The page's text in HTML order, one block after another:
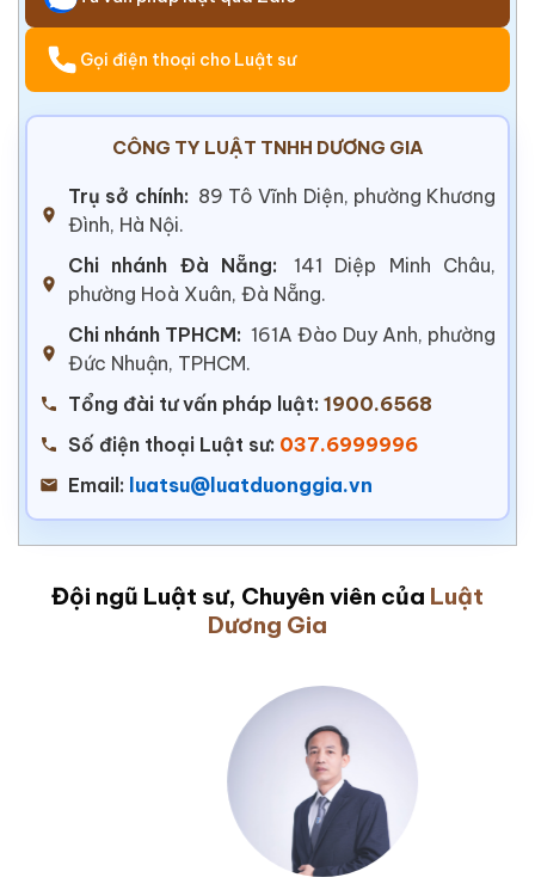
Gọi điện thoại cho Luật sư
CÔNG TY LUẬT TNHH DƯƠNG GIA
Trụ sở chính: 89 Tô Vĩnh Diện, phường Khương
Đình, Hà Nội.
Chi nhánh Đà Nẵng:
141 Diệp Minh Châu,
phường Hoà Xuân, Đà Nẵng.
Chi nhánh TPHCM: 161A Đào Duy Anh, phường
Đức Nhuận, TPHCM.
Tổng đài tư vấn pháp luật: 1900.6568
Số điện thoại Luật sư: 037.6999996
Email: luatsu@luatduonggia.vn
Đội ngũ Luật sư, Chuyên viên của Luật
Dương Gia